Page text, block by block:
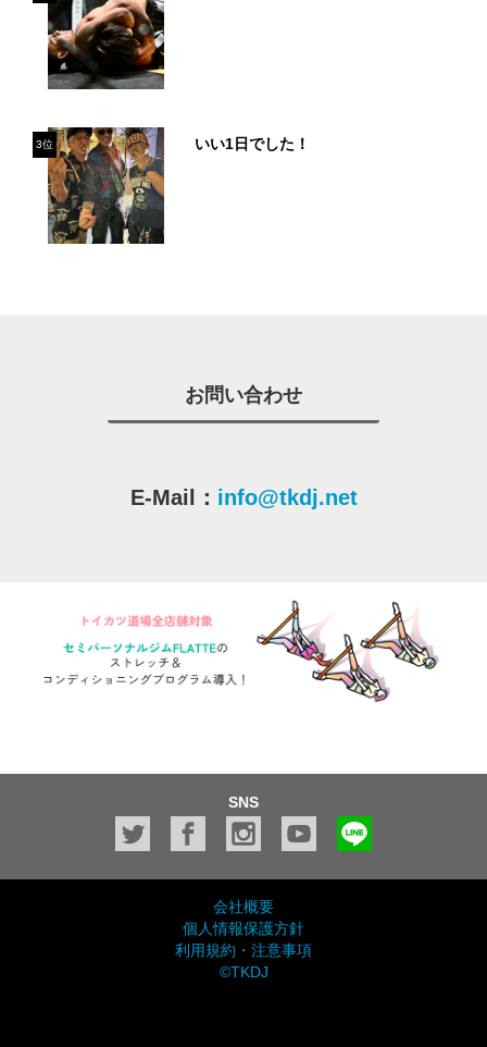
3位 いい1日でした！
お問い合わせ
E-Mail： info@tkdj.net
SNS
会社概要
個人情報保護方針
利用規約・注意事項
©TKDJ